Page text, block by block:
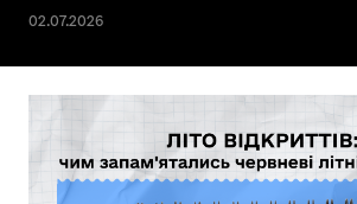
02.07.2026